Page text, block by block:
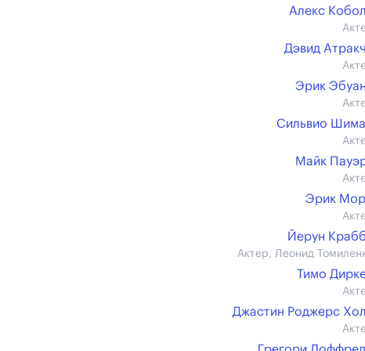
Алекс
Дэвид
Эрик
Сильвио
Майк
Эрик
Йерун
Актер, Леонид
Тимо
Джастин Роджерс